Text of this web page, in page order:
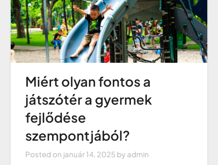
Miért olyan fontos a
játszótér a gyermek
fejlődése
szempontjából?
Posted on január 14, 2025 by admin